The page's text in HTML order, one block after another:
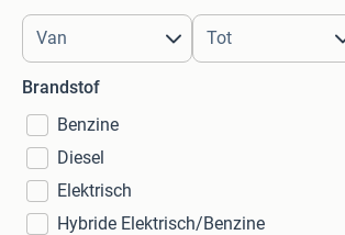
Brandstof
Benzine
Diesel
Elektrisch
Hybride Elektrisch/Benzine